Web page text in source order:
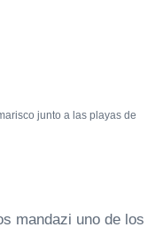
junto a las playas de
mandazi uno de los